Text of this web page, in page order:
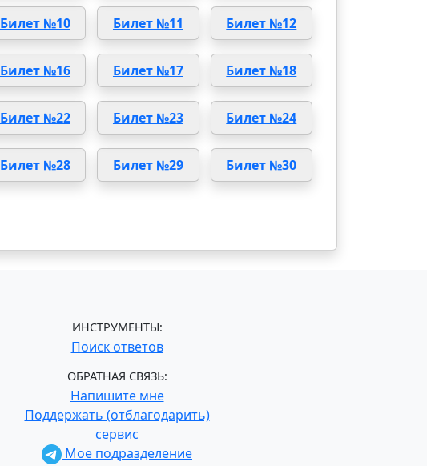
Билет №10 Билет №11 Билет №12
Билет №16 Билет №17 Билет №18
Билет №22 Билет №23 Билет №24
Билет №28 Билет №29 Билет №30
ИНСТРУМЕНТЫ:
Поиск ответов
ОБРАТНАЯ СВЯЗЬ:
Напишите мне
Поддержать (отблагодарить)
сервис
Мое подразделение